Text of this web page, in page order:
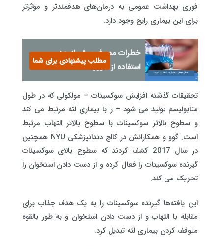
فوری بهداشت عمومی به درمان‌های هدفمندتر و مؤثرتر
برای این بیماری رایج وجود دارد.
خطرات مصرف بیش از حد
استفاده از فلورایدمطلب پیشنهادی برای شما
تحقیقات گذشته افزایش سوکسینات – مولکولی که در طول
متابولیسم تولید می شود – را با بیماری لثه مرتبط می کند
و سطوح بالاتر سوکسینات با سطوح بالاتر التهاب مرتبط
است. گوو و همکارانش در کالج دندانپزشکی NYU همچنین
در سال 2017 کشف کردند که سطوح بالای سوکسینات
گیرنده سوکسینات را فعال کرده و از دست دادن استخوان را
تحریک می کند.
این یافته‌ها گیرنده سوکسینات را به یک هدف جذاب برای
مقابله با التهاب و از دست دادن استخوان و به طور بالقوه
متوقف کردن بیماری لثه تبدیل کرد.